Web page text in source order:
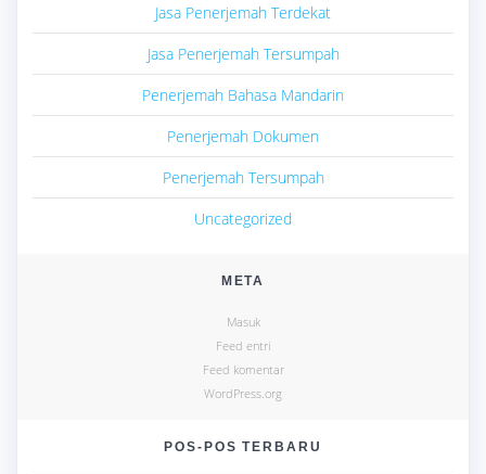
Jasa Penerjemah Terdekat
Jasa Penerjemah Tersumpah
Penerjemah Bahasa Mandarin
Penerjemah Dokumen
Penerjemah Tersumpah
Uncategorized
META
Masuk
Feed entri
Feed komentar
WordPress.org
POS-POS TERBARU